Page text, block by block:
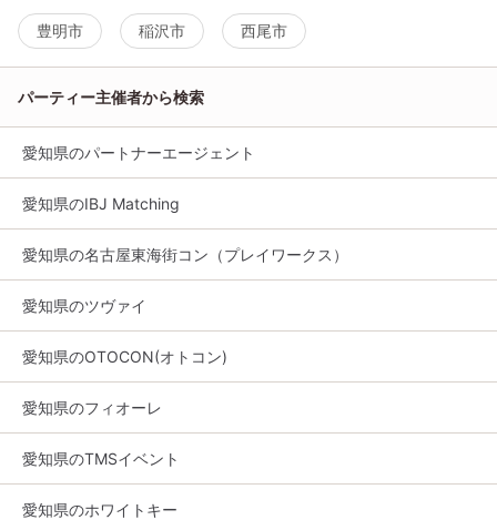
豊明市 稲沢市 西尾市
パーティー主催者から検索
愛知県のパートナーエージェント
愛知県のIBJ Matching
愛知県の名古屋東海街コン（プレイワークス）
愛知県のツヴァイ
愛知県のOTOCON(オトコン)
愛知県のフィオーレ
愛知県のTMSイベント
愛知県のホワイトキー